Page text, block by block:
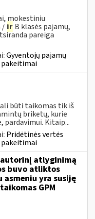
mokestiniu
/ ir B klasės pajamų,
pareiga
Gyventojų pajamų
pakeitimai
būti taikomas tik iš
briketų, kurie
pardavimui. Kitaip...
Pridėtinės vertės
pakeitimai
atlyginimą
buvo atliktos
yra susiję
GPM